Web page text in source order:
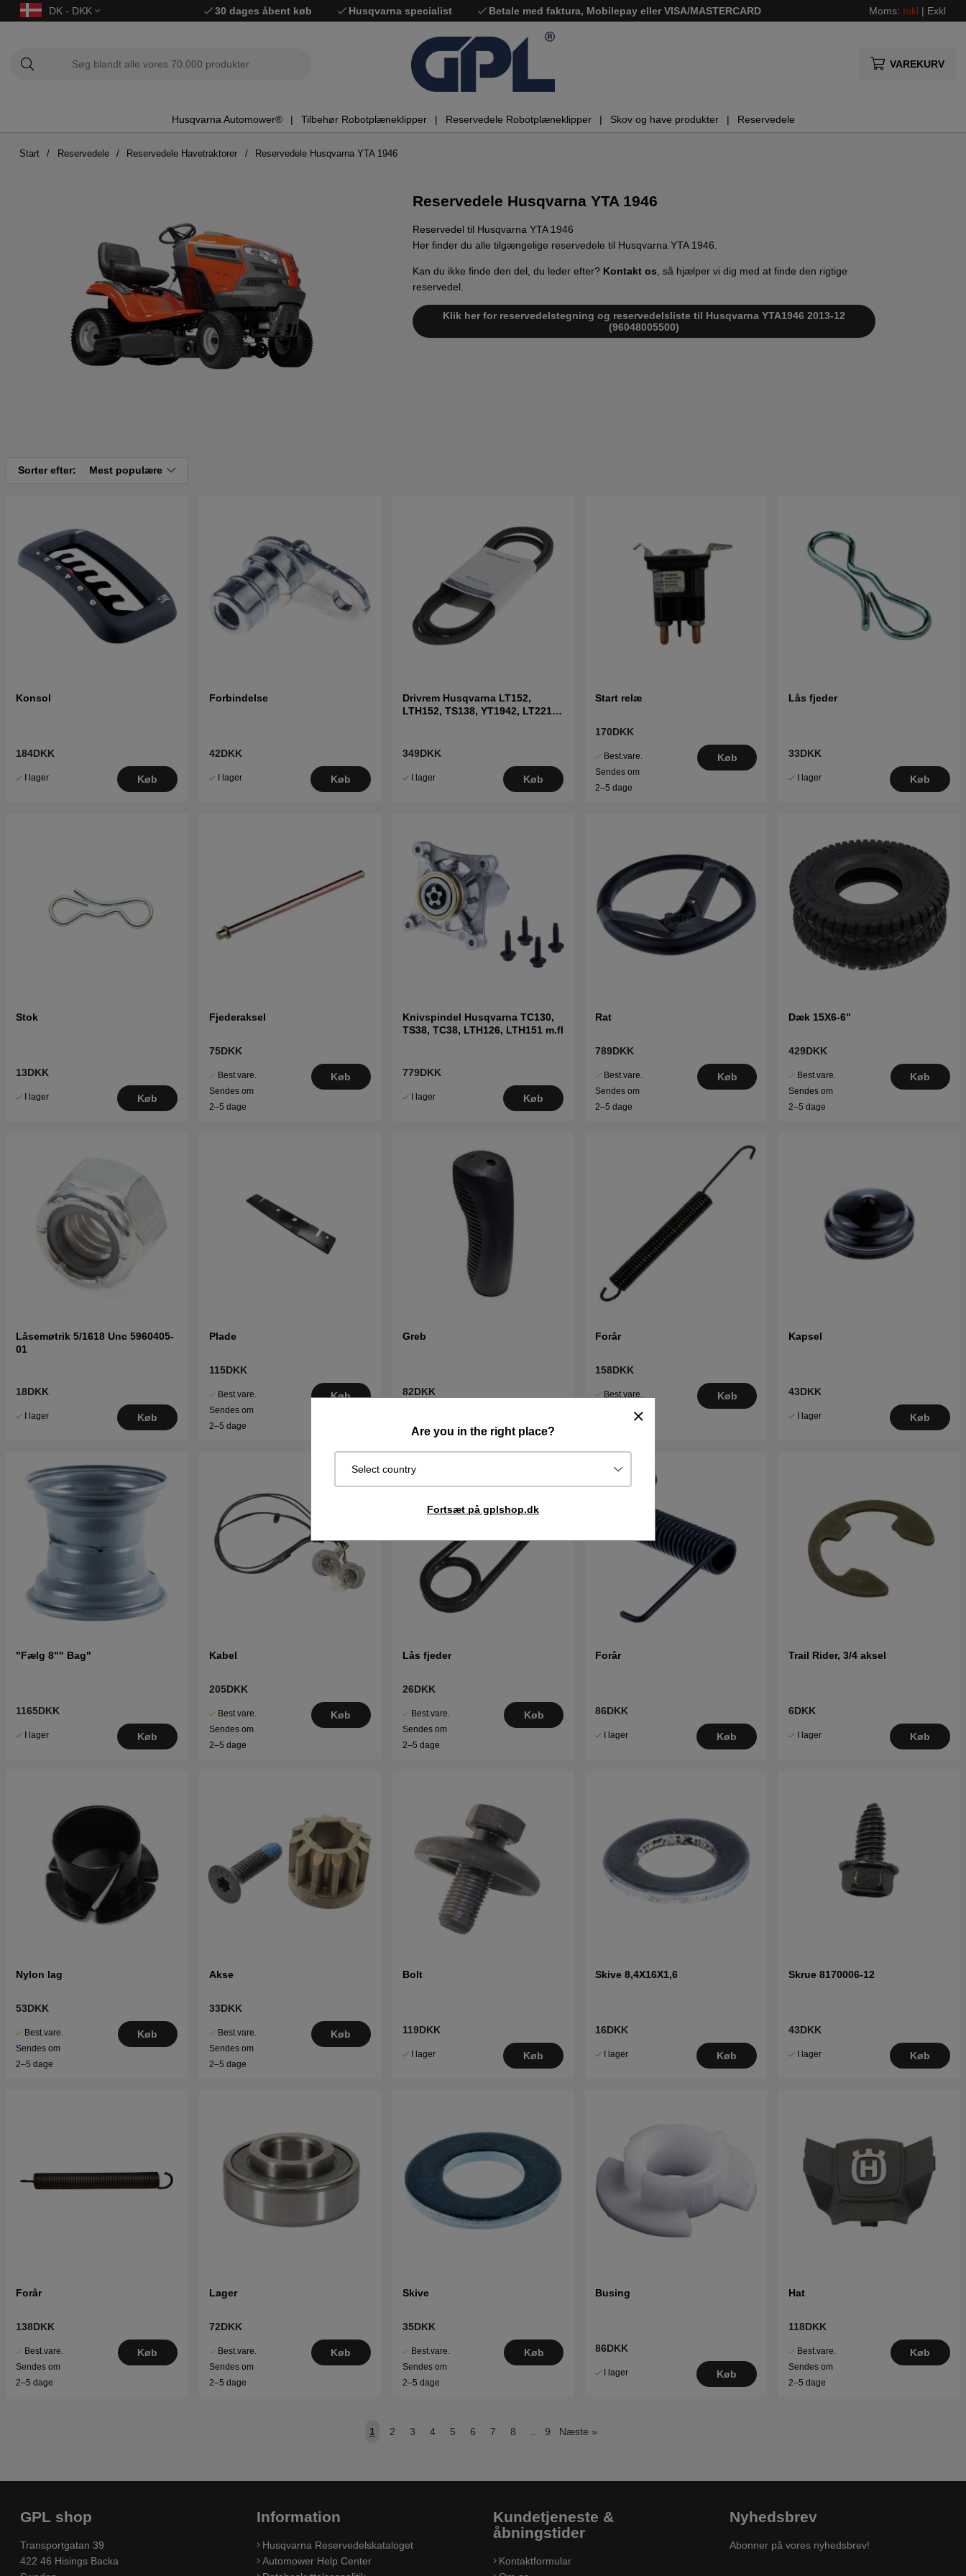
DK - DKK 30 dages åbent køb Husqvarna specialist Betale med faktura, Mobilepay eller VISA/MASTERCARD Moms: Inkl | Exkl
VAREKURV
Husqvarna Automower® Tilbehør Robotplæneklipper Reservedele Robotplæneklipper Skov og have produkter Reservedele
Are you in the right place?
Select country
Fortsæt på gplshop.dk
Start Reservedele Reservedele Havetraktorer Reservedele Husqvarna YTA 1946
Reservedele Husqvarna YTA 1946
Reservedel til Husqvarna YTA 1946
Her finder du alle tilgængelige reservedele til Husqvarna YTA 1946.
Kan du ikke finde den del, du leder efter? Kontakt os, så hjælper vi dig med at finde den rigtige
reservedel.
Klik her for reservedelstegning og reservedelsliste til Husqvarna YTA1946 2013-12
(96048005500)
Sorter efter: Mest populære
Konsol
184DKK
I lager Køb
Forbindelse
42DKK
I lager Køb
Drivrem Husqvarna LT152,
LTH152, TS138, YT1942, LT2216
349DKK
I lager Køb
Start relæ
170DKK
Best.vare.
Sendes om
2–5 dage
Køb
Lås fjeder
33DKK
I lager Køb
Stok
13DKK
I lager Køb
Fjederaksel
75DKK
Best.vare.
Sendes om
2–5 dage
Køb
Knivspindel Husqvarna TC130,
TS38, TC38, LTH126, LTH151 m.fl
779DKK
I lager Køb
Rat
789DKK
Best.vare.
Sendes om
2–5 dage
Køb
Dæk 15X6-6"
429DKK
Best.vare.
Sendes om
2–5 dage
Køb
Låsemøtrik 5/1618 Unc 5960405-
01
18DKK
I lager Køb
Plade
115DKK
Best.vare.
Sendes om
2–5 dage
Køb
Greb
82DKK
Forår
158DKK
Best.vare.
Sendes om
Køb
Kapsel
43DKK
I lager Køb
"Fælg 8"" Bag"
1165DKK
I lager Køb
Kabel
205DKK
Best.vare.
Sendes om
2–5 dage
Køb
Lås fjeder
26DKK
Best.vare.
Sendes om
2–5 dage
Køb
Forår
86DKK
I lager Køb
Trail Rider, 3/4 aksel
6DKK
I lager Køb
Nylon lag
53DKK
Best.vare.
Sendes om
2–5 dage
Køb
Akse
33DKK
Best.vare.
Sendes om
2–5 dage
Køb
Bolt
119DKK
I lager Køb
Skive 8,4X16X1,6
16DKK
I lager Køb
Skrue 8170006-12
43DKK
I lager Køb
Forår
138DKK
Best.vare.
Sendes om
2–5 dage
Køb
Lager
72DKK
Best.vare.
Sendes om
2–5 dage
Køb
Skive
35DKK
Best.vare.
Sendes om
2–5 dage
Køb
Busing
86DKK
I lager Køb
Hat
118DKK
Best.vare.
Sendes om
2–5 dage
Køb
1 2 3 4 5 6 7 8 .. 9 Næste »
GPL shop
Transportgatan 39
422 46 Hisings Backa
Information
Husqvarna Reservedelskataloget
Automower Help Center
Kundetjeneste &
åbningstider
Kontaktformular
Nyhedsbrev
Abonner på vores nyhedsbrev!